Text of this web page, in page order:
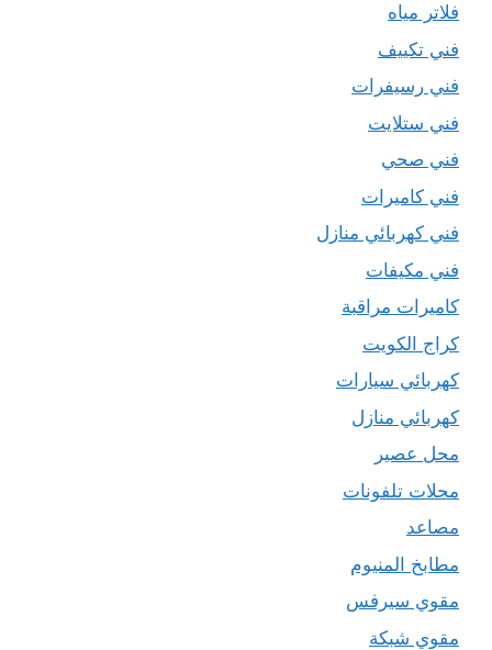
فلاتر مياه
فني تكييف
فني رسيفرات
فني ستلايت
فني صحي
فني كاميرات
فني كهربائي منازل
فني مكيفات
كاميرات مراقبة
كراج الكويت
كهربائي سيارات
كهربائي منازل
محل عصير
محلات تلفونات
مصاعد
مطابخ المنيوم
مقوي سيرفس
مقوي شبكة